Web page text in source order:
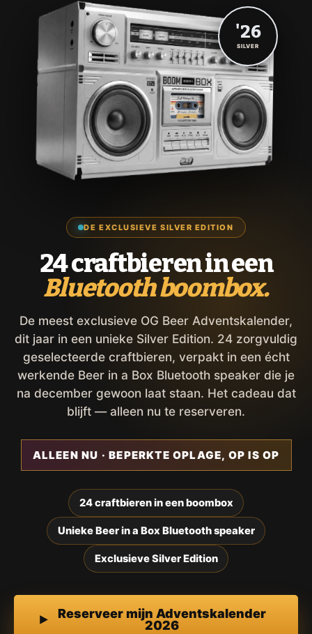
DE EXCLUSIEVE SILVER EDITION
24 craftbieren in een
Bluetooth boombox.
De meest exclusieve OG Beer Adventskalender,
dit jaar in een unieke Silver Edition. 24 zorgvuldig
geselecteerde craftbieren, verpakt in een écht
werkende Beer in a Box Bluetooth speaker die je
na december gewoon laat staan. Het cadeau dat
blijft — alleen nu te reserveren.
ALLEEN NU · BEPERKTE OPLAGE, OP IS OP
24 craftbieren in een boombox
Unieke Beer in a Box Bluetooth speaker
Exclusieve Silver Edition
Reserveer mijn Adventskalender
2026
'26
SILVER